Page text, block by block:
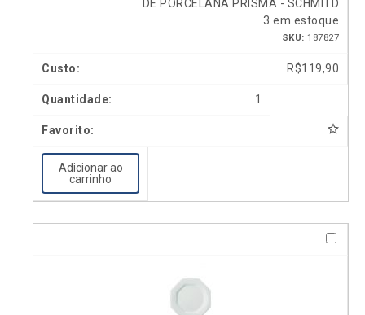
DE PORCELANA PRISMA - SCHMITD
3 em estoque
SKU: 187827
R$119,90
1
Adicionar ao
carrinho